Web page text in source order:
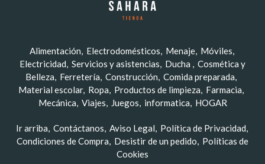
Alimentación Electrodomésticos Menaje Móviles
Electricidad Servicios y asistencias Ducha
Cosmética y
Belleza
Ferretería Construcción Comida preparada
Material escolar Ropa Productos de limpieza
Farmacia
Mecánica Viajes Juegos informatica HOGAR
Ir arriba Contáctanos Aviso Legal
Política de Privacidad
Condiciones de Compra
Desistir de un pedido
Políticas de
Cookies